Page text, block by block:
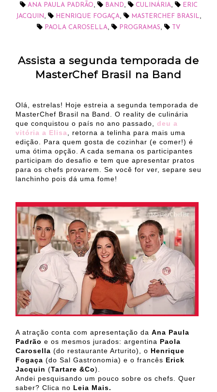
ANA PAULA PADRÃO, BAND, CULINÁRIA,
ERIC
JACQUIN, HENRIQUE FOGAÇA, MASTERCHEF BRASIL,
PAOLA CAROSELLA, PROGRAMAS, TV
Assista a segunda temporada de
MasterChef Brasil na Band
Olá, estrelas! Hoje estreia a segunda temporada de
MasterChef Brasil na Band. O reality de culinária
que conquistou o país no ano passado,
deu a
vitória a Elisa
, retorna a telinha para mais uma
edição. Para quem gosta de cozinhar (e comer!) é
uma ótima opção. A cada semana os participantes
participam do desafio e tem que apresentar pratos
para os chefs provarem. Se você for ver, separe seu
lanchinho pois dá uma fome!
A atração conta com apresentação da Ana Paula
Padrão e os mesmos jurados: argentina Paola
Carosella (do restaurante Arturito), o Henrique
Fogaça (do Sal Gastronomia) e o francês Erick
Jacquin (Tartare &Co).
Andei pesquisando um pouco sobre os chefs. Quer
saber? Clica no Leia Mais.